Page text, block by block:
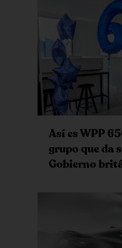
Así es WPP
grupo que da
Gobierno